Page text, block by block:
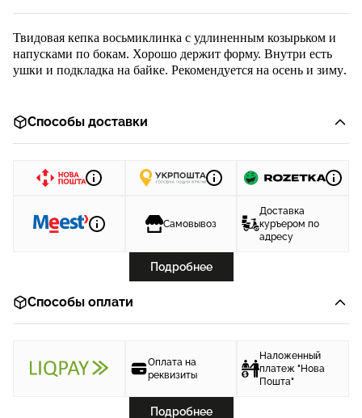
Твидовая кепка восьмиклинка с удлиненным козырьком и
напусками по бокам. Хорошо держит форму. Внутри есть
ушки и подкладка на байке. Рекомендуется на осень и зиму.
Способы доставки
Самовывоз
Доставка
куръером по
адресу
Подробнее
Способы оплати
Оплата на
реквизиты
Наложенный
платеж "Нова
Пошта"
Подробнее